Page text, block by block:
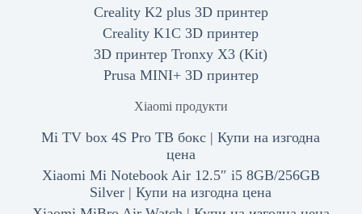
Creality K2 plus 3D принтер
Creality K1C 3D принтер
3D принтер Tronxy X3 (Kit)
Prusa MINI+ 3D принтер
Xiaomi продукти
Mi TV box 4S Pro ТВ бокс | Купи на изгодна
цена
Xiaomi Mi Notebook Air 12.5″ i5 8GB/256GB
Silver | Купи на изгодна цена